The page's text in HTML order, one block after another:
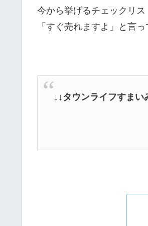
今から挙げるチェックリ
「すぐ売れますよ」と言っ
↓↓タウンライフすまい